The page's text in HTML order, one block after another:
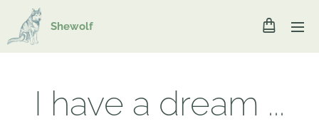
Shewolf
I have a dream ...